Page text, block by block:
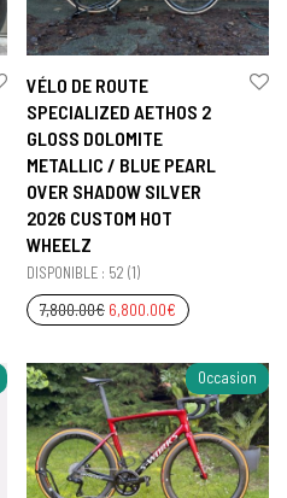
VÉLO DE ROUTE
SPECIALIZED AETHOS 2
GLOSS DOLOMITE
METALLIC / BLUE PEARL
OVER SHADOW SILVER
2026 CUSTOM HOT
WHEELZ
DISPONIBLE : 52 (1)
7,800.00€ 6,800.00€
Occasion